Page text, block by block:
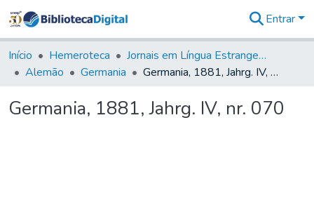
&
Coleções
Tudo na
Digital
Entrar
Início Hemeroteca
Jornais em Língua Estrangeira
Alemão
Germania Germania, 1881, Jahrg. IV, nr. 070
Germania, 1881, Jahrg. IV, nr. 070